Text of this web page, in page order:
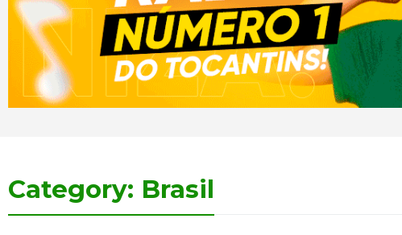
Category: Brasil